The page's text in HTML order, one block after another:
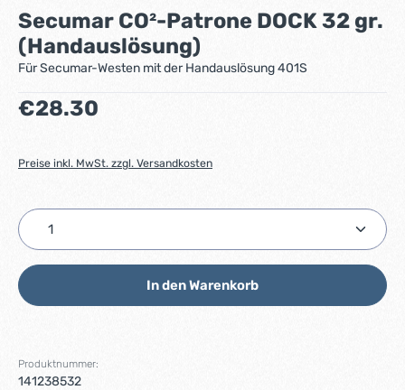
Durchschnittliche Bewertung von 0 von 5 Sternen
Secumar CO²-Patrone DOCK 32 gr.
(Handauslösung)
Für Secumar-Westen mit der Handauslösung 401S
Regulärer Preis:
€28.30
Preise inkl. MwSt. zzgl. Versandkosten
Produkt Anzahl: Gib den gewünschten Wert ein
In den Warenkorb
Produktnummer:
141238532